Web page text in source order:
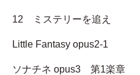
12 ミステリーを追え
Little Fantasy opus2-1
ソナチネ opus3 第1楽章